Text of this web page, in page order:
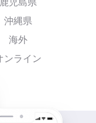
鹿児島県
沖縄県
海外
ンライン